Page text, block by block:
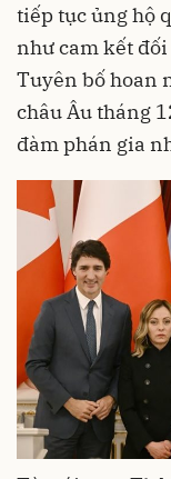
tiếp tục ủng hộ
như cam kết
Tuyên bố hoan
châu Âu tháng
đàm phán gia